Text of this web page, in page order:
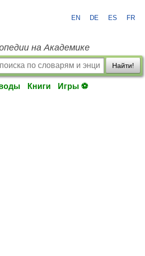
EN DE ES FR
на Академике
Найти!
Книги Игры ⚽